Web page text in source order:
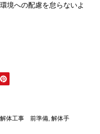
境への配慮を怠らないよ
解体工事 前準備, 解体手